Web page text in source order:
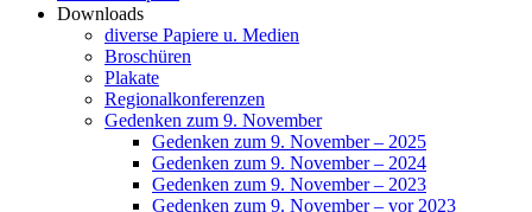
Downloads
diverse Papiere u. Medien
Broschüren
Plakate
Regionalkonferenzen
Gedenken zum 9. November
Gedenken zum 9. November – 2025
Gedenken zum 9. November – 2024
Gedenken zum 9. November – 2023
Gedenken zum 9. November – vor 2023